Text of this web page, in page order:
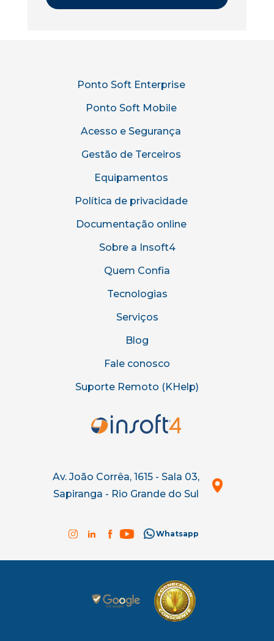
Ponto Soft Enterprise
Ponto Soft Mobile
Acesso e Segurança
Gestão de Terceiros
Equipamentos
Política de privacidade
Documentação online
Sobre a Insoft4
Quem Confia
Tecnologias
Serviços
Blog
Fale conosco
Suporte Remoto (KHelp)
Av. João Corrêa, 1615 - Sala 03,
Sapiranga - Rio Grande do Sul
Whatsapp